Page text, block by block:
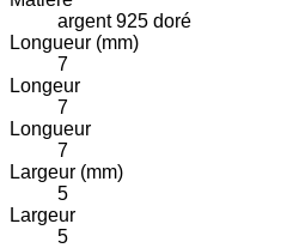
argent 925 doré
Longueur (mm)
7
Longeur
7
Longueur
7
Largeur (mm)
5
Largeur
5